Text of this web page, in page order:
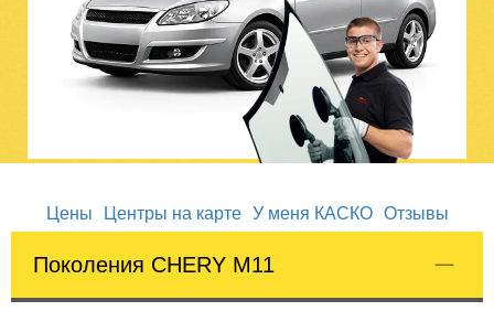
Цены Центры на карте У меня КАСКО Отзывы
Поколения CHERY M11